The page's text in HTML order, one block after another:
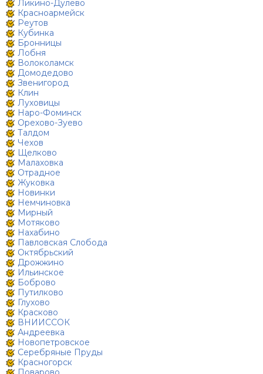
Ликино-Дулево
Красноармейск
Реутов
Кубинка
Бронницы
Лобня
Волоколамск
Домодедово
Звенигород
Клин
Луховицы
Наро-Фоминск
Орехово-Зуево
Талдом
Чехов
Щелково
Малаховка
Отрадное
Жуковка
Новинки
Немчиновка
Мирный
Мотяково
Нахабино
Павловская Слобода
Октябрьский
Дрожжино
Ильинское
Боброво
Путилково
Глухово
Красково
ВНИИССОК
Андреевка
Новопетровское
Серебряные Пруды
Красногорск